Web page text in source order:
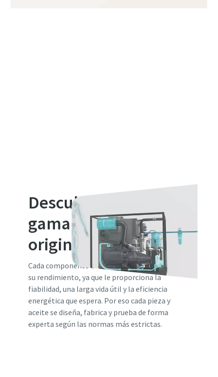
Descubra nuestra
gama de piezas
originales
Cada componente de su compresor es vital para
su rendimiento, ya que le proporciona la
fiabilidad, una larga vida útil y la eficiencia
energética que espera. Por eso cada pieza y
aceite se diseña, fabrica y prueba de forma
experta según las normas más estrictas.